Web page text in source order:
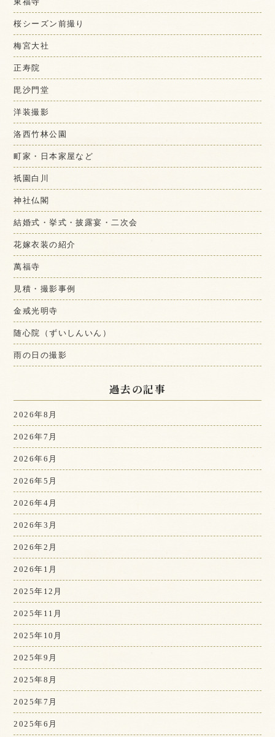
桜シーズン前撮り
梅宮大社
正寿院
毘沙門堂
洋装撮影
洛西竹林公園
町家・日本家屋など
祇園白川
神社仏閣
結婚式・挙式・披露宴・二次会
花嫁衣装の紹介
萬福寺
見積・撮影事例
金戒光明寺
随心院（ずいしんいん）
雨の日の撮影
過去の記事
2026年8月
2026年7月
2026年6月
2026年5月
2026年4月
2026年3月
2026年2月
2026年1月
2025年12月
2025年11月
2025年10月
2025年9月
2025年8月
2025年7月
2025年6月